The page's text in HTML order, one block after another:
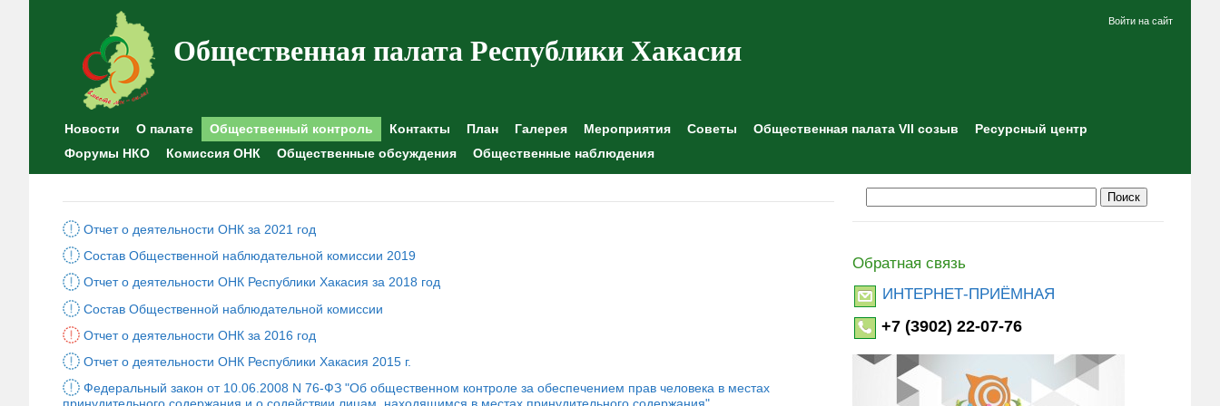
Общественная палата Республики Хакасия
Войти на сайт
Новости О палате Общественный контроль Контакты План Галерея Мероприятия Советы Общественная палата VII созыв
Ресурсный центр
Форумы НКО
Комиссия ОНК Общественные обсуждения Общественные наблюдения
Отчет о деятельности ОНК за 2021 год
Состав Общественной наблюдательной комиссии 2019
Отчет о деятельности ОНК Республики Хакасия за 2018 год
Состав Общественной наблюдательной комиссии
Отчет о деятельности ОНК за 2016 год
Отчет о деятельности ОНК Республики Хакасия 2015 г.
Федеральный закон от 10.06.2008 N 76-ФЗ "Об общественном контроле за обеспечением прав человека в местах
Обратная связь
ИНТЕРНЕТ-ПРИЁМНАЯ
+7 (3902) 22-07-76